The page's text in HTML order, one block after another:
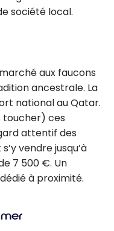
société local.
aux faucons
ancestrale. La
national au Qatar.
toucher) ces
attentif des
vendre jusqu’à
7 500 €. Un
à proximité.